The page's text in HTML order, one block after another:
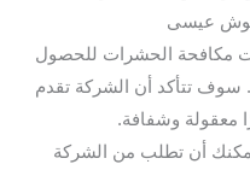
عيسى
مكافحة الحشرات للحصول
سوف تتأكد أن الشركة تقدم
معقولة وشفافة.
يمكنك أن تطلب من الشركة